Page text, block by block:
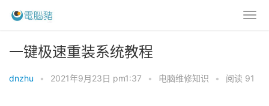
一键极速重装系统教程
dnzhu • 2021年9月23日 pm1:37 • 电脑维修知识 • 阅读 91